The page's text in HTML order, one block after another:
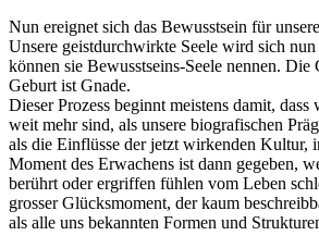
Nun ereignet sich das Bewusstsein für
Unsere geistdurchwirkte Seele wird sich
können sie Bewusstseins-Seele nennen.
Geburt ist Gnade.
Dieser Prozess beginnt meistens damit,
weit mehr sind, als unsere biografischen
als die Einflüsse der jetzt wirkenden Kultur,
Moment des Erwachens ist dann gegeben,
berührt oder ergriffen fühlen vom Leben
grosser Glücksmoment, der kaum
als alle uns bekannten Formen und